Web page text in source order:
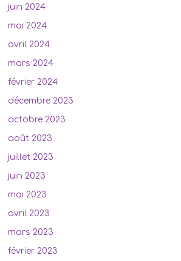
juin 2024
mai 2024
avril 2024
mars 2024
février 2024
décembre 2023
octobre 2023
août 2023
juillet 2023
juin 2023
mai 2023
avril 2023
mars 2023
février 2023